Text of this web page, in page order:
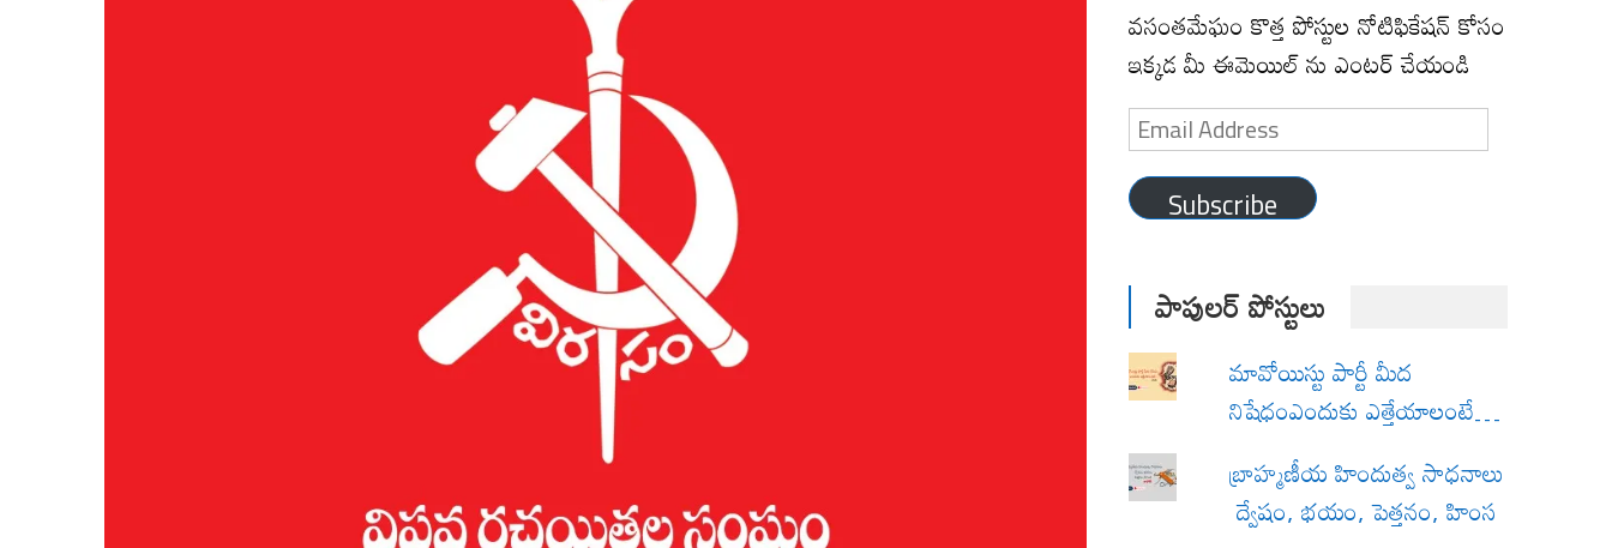
వసంతమేఘం కొత్త పోస్టుల నోటిఫికేషన్ కోసం
ఇక్కడ మీ ఈమెయిల్ ను ఎంటర్ చేయండి
Email
Address
Subscribe
పాపులర్ పోస్టులు
మావోయిస్టు పార్టీ మీద
నిషేధంఎందుకు ఎత్తేయాలంటే…
బ్రాహ్మణీయ హిందుత్వ సాధనాలు
ద్వేషం, భయం, పెత్తనం, హింస